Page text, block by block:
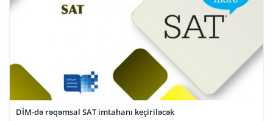
DİM-də rəqəmsal SAT imtahanı keçiriləcək